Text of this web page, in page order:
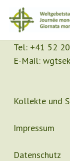
Kontakt
Sekretariat
Tel: +41 52
E-Mail:
Kollekte und
Impressum
Datenschutz